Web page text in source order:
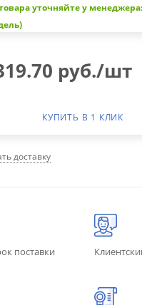
уточняйте у
руб./шт
КУПИТЬ В 1 КЛИК
доставку
поставки